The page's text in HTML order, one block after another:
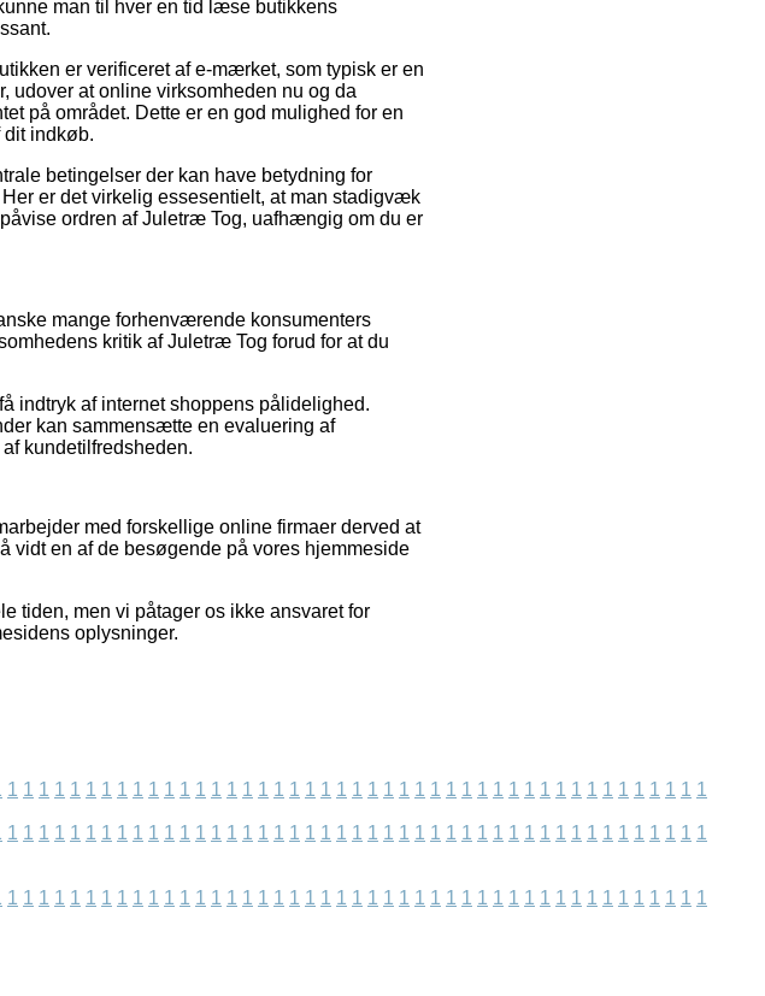
man til hver en tid læse butikkens
er verificeret af e-mærket, som typisk er en
udover at online virksomheden nu og da
på området. Dette er en god mulighed for en
indkøb.
betingelser der kan have betydning for
er det virkelig essesentielt, at man stadigvæk
ordren af Juletræ Tog, uafhængig om du er
mange forhenværende konsumenters
kritik af Juletræ Tog forud for at du
indtryk af internet shoppens pålidelighed.
kan sammensætte en evaluering af
kundetilfredsheden.
med forskellige online firmaer derved at
vidt en af de besøgende på vores hjemmeside
tiden, men vi påtager os ikke ansvaret for
oplysninger.
1 1 1 1 1 1 1 1 1 1 1 1 1 1 1 1 1 1 1 1 1 1 1 1 1 1 1 1 1 1 1 1 1 1 1 1 1 1 1 1 1 1 1 1 1
1 1 1 1 1 1 1 1 1 1 1 1 1 1 1 1 1 1 1 1 1 1 1 1 1 1 1 1 1 1 1 1 1 1 1 1 1 1 1 1 1 1 1 1 1
1 1 1 1 1 1 1 1 1 1 1 1 1 1 1 1 1 1 1 1 1 1 1 1 1 1 1 1 1 1 1 1 1 1 1 1 1 1 1 1 1 1 1 1 1